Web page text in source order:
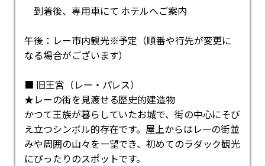
到着後、専用車にて ホテルへご案内
午後：レー市内観光※予定（順番や行先が変更に
なる場合がございます）
■ 旧王宮（レー・パレス）
★レーの街を見渡せる歴史的建造物
かつて王族が暮らしていたお城で、街の中心にそび
え立つシンボル的存在です。屋上からはレーの街並
みや周囲の山々を一望でき、初めてのラダック観光
にぴったりのスポットです。